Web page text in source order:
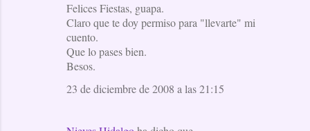
Felices Fiestas, guapa.
Claro que te doy permiso para "llevarte" mi
cuento.
Que lo pases bien.
Besos.
23 de diciembre de 2008 a las 21:15